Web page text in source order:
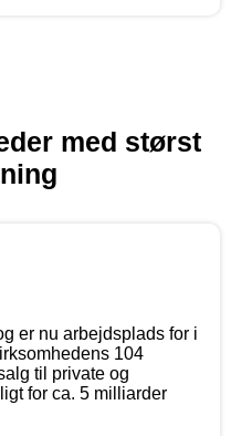
med størst
er nu arbejdsplads for i
104
til private og
for ca. 5 milliarder